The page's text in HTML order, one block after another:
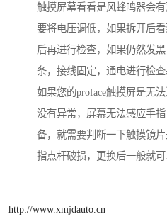
触摸屏幕看看是风蜂鸣器会
要将电压调低，如果拆开后
后再进行检查，如果仍然发
条，接线固定，通电进行检查
如果您的proface触摸屏是无
没有异常，屏幕无法感应手
备，就需要判断一下触摸镜
指点杆破损，更换后一般就可
http://www.xmjdauto.cn